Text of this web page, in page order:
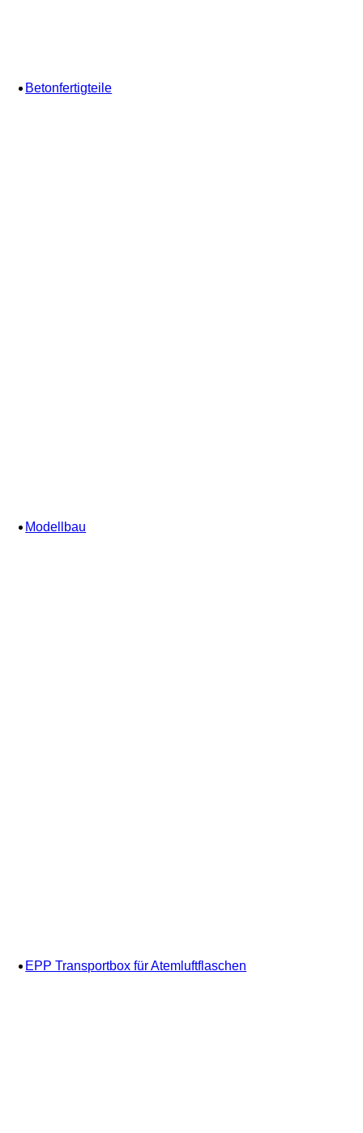
Betonfertigteile
Modellbau
EPP Transportbox für Atemluftflaschen